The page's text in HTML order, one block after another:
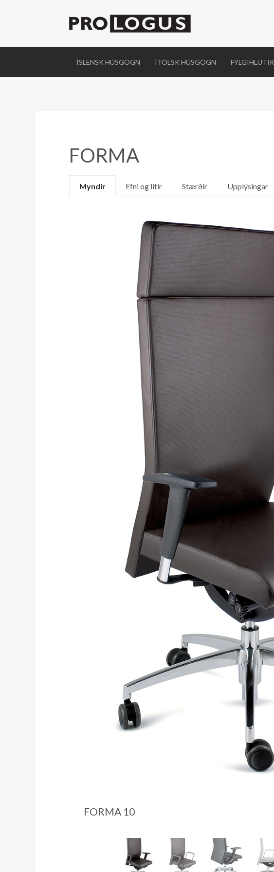
ÍSLENSK HÚSGÖGN ÍTÖLSK HÚSGÖGN FYLGIHLUTIR
FORMA
Myndir Efni og litir Stærðir Upplýsingar
FORMA 10